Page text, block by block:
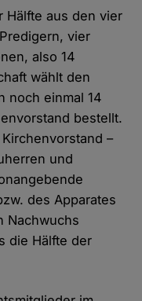
Hälfte aus den vier
vier
also 14
wählt den
noch einmal 14
bestellt.
­­–
und
des Apparates
Nachwuchs
die Hälfte der